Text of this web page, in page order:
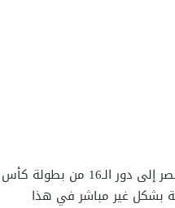
كشف النجم الفرنسي كيليان مبابي عن تفاصيل طريفة ارتبطت بتأهل منتخب مصر إلى دور الـ16 من بطولة كأس
بشكل غير مباشر في هذا